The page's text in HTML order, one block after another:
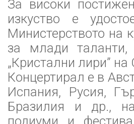
За високи
изкуство е
Министерството на
за млади
„Кристални лири”
Концертирал е в
Испания, Русия,
Бразилия и др.,
подиуми и